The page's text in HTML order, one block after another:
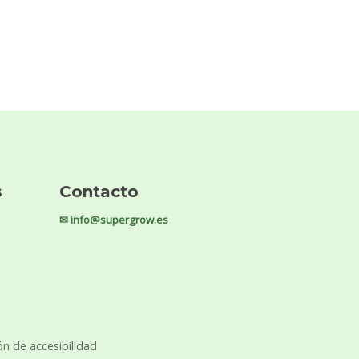
Contacto
✉ info@supergrow.es
de accesibilidad